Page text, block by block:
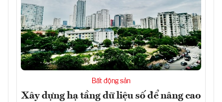
Bất động sản
Xây dựng hạ tầng dữ liệu số để nâng cao